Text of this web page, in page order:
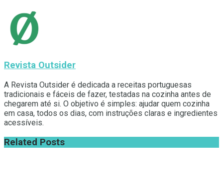
Revista Outsider
A Revista Outsider é dedicada a receitas portuguesas
tradicionais e fáceis de fazer, testadas na cozinha antes de
chegarem até si. O objetivo é simples: ajudar quem cozinha
em casa, todos os dias, com instruções claras e ingredientes
acessíveis.
Related Posts